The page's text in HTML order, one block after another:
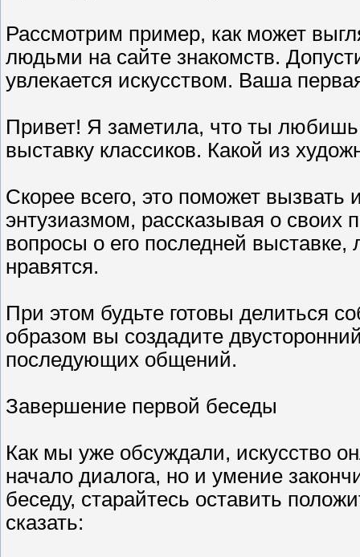
Рассмотрим пример, как может
людьми на сайте знакомств.
увлекается искусством. Ваша
Привет! Я заметила, что ты
выставку классиков. Какой из
Скорее всего, это поможет вызвать
энтузиазмом, рассказывая о своих
вопросы о его последней
нравятся.
При этом будьте готовы делиться
образом вы создадите
последующих общений.
Завершение первой беседы
Как мы уже обсуждали, искусство
начало диалога, но и умение
беседу, старайтесь оставить
сказать: